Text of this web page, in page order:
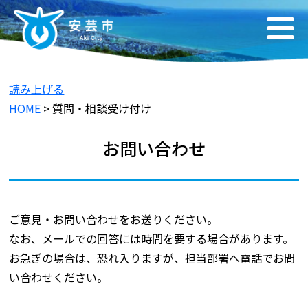
読み上げる
HOME > 質問・相談受け付け
お問い合わせ
ご意見・お問い合わせをお送りください。
なお、メールでの回答には時間を要する場合があります。
お急ぎの場合は、恐れ入りますが、担当部署へ電話でお問
い合わせください。